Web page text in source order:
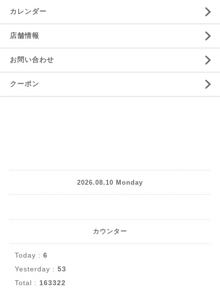
カレンダー
店舗情報
お問い合わせ
クーポン
2026.08.10 Monday
カウンター
Today : 6
Yesterday : 53
Total : 163322